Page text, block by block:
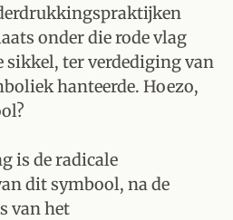
onder die rode vlag
sikkel, ter verdediging van
hanteerde. Hoezo,
is de radicale
dit symbool, na de
van het